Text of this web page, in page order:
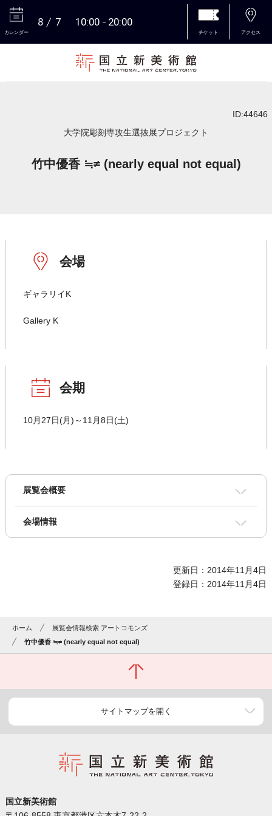
カレンダー
8 7 10:00 20:00
チケット アクセス
ID:44646
大学院彫刻専攻生選抜展プロジェクト
竹中優香 ≒≠ (nearly equal not equal)
会場
ギャラリイK
Gallery K
会期
10月27日(月)～11月8日(土)
展覧会概要
会場情報
更新日：2014年11月4日
登録日：2014年11月4日
ホーム
展覧会情報検索 アートコモンズ
竹中優香 ≒≠ (nearly equal not equal)
サイトマップを開く
国立新美術館